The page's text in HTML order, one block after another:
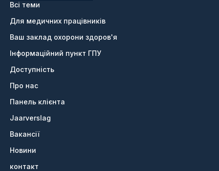
Всі теми
Для медичних працівників
Ваш заклад охорони здоров'я
Інформаційний пункт ГПУ
Доступність
Про нас
Панель клієнта
Jaarverslag
Вакансії
Новини
контакт